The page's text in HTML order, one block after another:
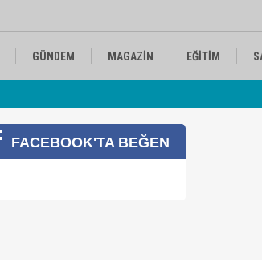
GÜNDEM MAGAZİN EĞİTİM
FACEBOOK'TA BEĞEN